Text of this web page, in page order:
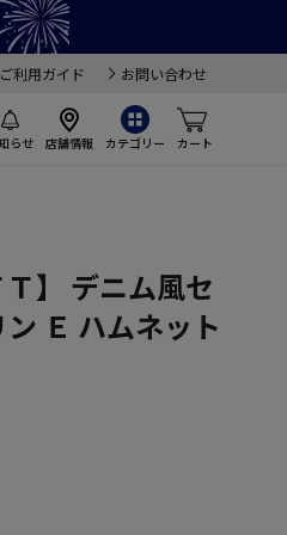
ご利用ガイド お問い合わせ
らせ 店舗情報 カテゴリー カート
】 デニム風セ
Ｅ ハムネット